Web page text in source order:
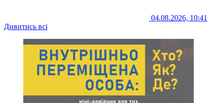
04.08.2026, 10:41
Дивитись всі